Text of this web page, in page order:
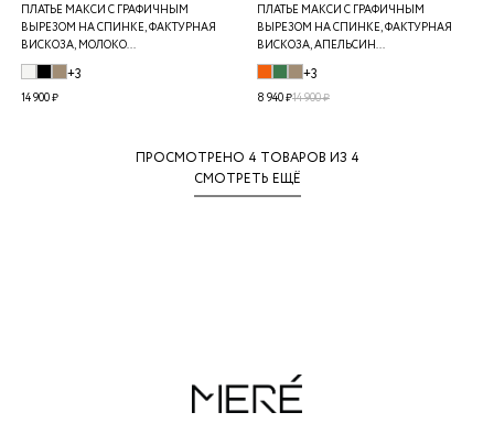
ПЛАТЬЕ МАКСИ С ГРАФИЧНЫМ
ВЫРЕЗОМ НА СПИНКЕ, ФАКТУРНАЯ
ВИСКОЗА, МОЛОКО...
+3
14 900 ₽
ПЛАТЬЕ МАКСИ С ГРАФИЧНЫМ
ВЫРЕЗОМ НА СПИНКЕ, ФАКТУРНАЯ
ВИСКОЗА, АПЕЛЬСИН...
+3
8 940 ₽14 900 ₽
ПРОСМОТРЕНО 4 ТОВАРОВ ИЗ 4
СМОТРЕТЬ ЕЩЁ